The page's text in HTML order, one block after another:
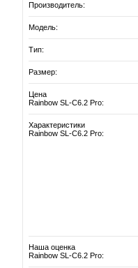
Производитель:
Модель:
Тип:
Размер:
Цена
Rainbow SL-C6.2 Pro:
Характеристики
Rainbow SL-C6.2 Pro:
Наша оценка
Rainbow SL-C6.2 Pro: